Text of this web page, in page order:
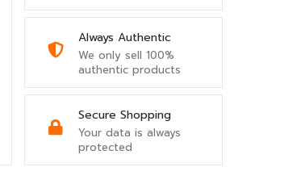
Always Authentic
We only sell 100%
authentic products
Secure Shopping
Your data is always
protected